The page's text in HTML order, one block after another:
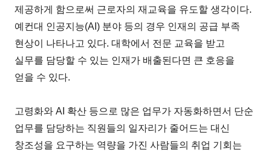
제공하게 함으로써 근로자의 재교육을 유도할 생각이다.
예컨대 인공지능(AI) 분야 등의 경우 인재의 공급 부족
현상이 나타나고 있다. 대학에서 전문 교육을 받고
실무를 담당할 수 있는 인재가 배출된다면 큰 호응을
얻을 수 있다.
고령화와 AI 확산 등으로 많은 업무가 자동화하면서 단순
업무를 담당하는 직원들의 일자리가 줄어드는 대신
창조성을 요구하는 역량을 가진 사람들의 취업 기회는